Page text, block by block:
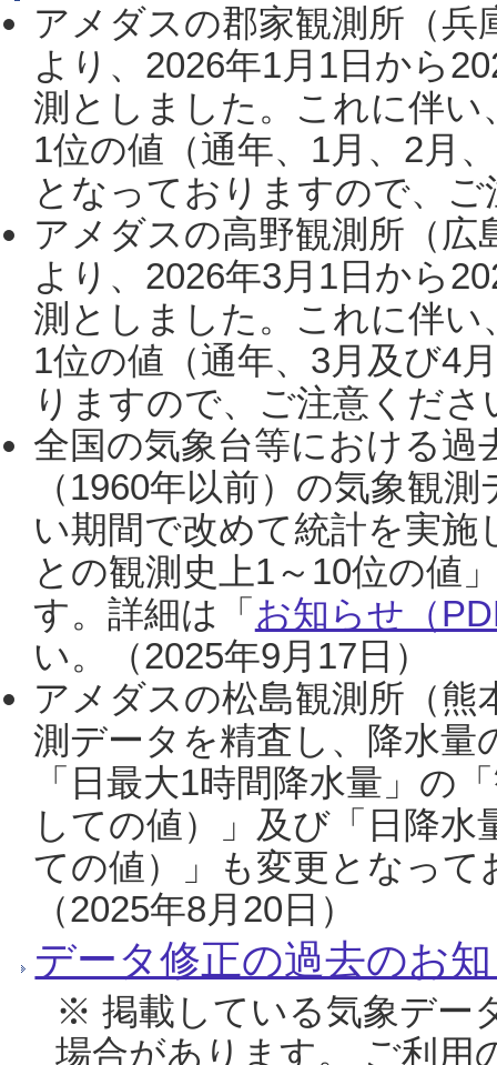
アメダスの郡家観測所（
より、2026年1月1日から
測としました。これに伴い
1位の値（通年、1月、2月
となっておりますので、
アメダスの高野観測所（
より、2026年3月1日から
測としました。これに伴い
1位の値（通年、3月及び4
りますので、ご注意くだ
全国の気象台等における過
（1960年以前）の気象観
い期間で改めて統計を実
との観測史上1～10位の値
す。詳細は「 お知らせ（
い。（2025年9月17日）
アメダスの松島観測所（熊
測データを精査し、降水
「日最大1時間降水量」の
しての値）」及び「日降
ての値）」も変更となっ
（2025年8月20日）
データ修正の過去のお
※ 掲載している気象デー
場合があります。 ご利用